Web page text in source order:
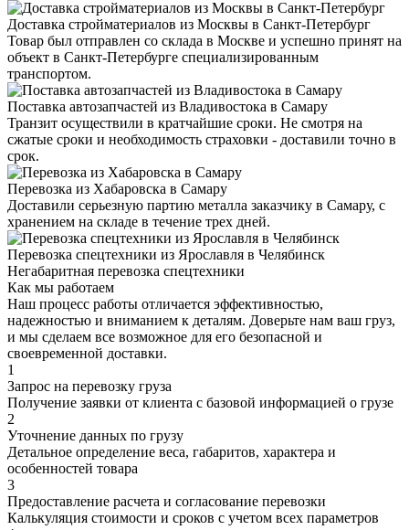
Доставка стройматериалов из Москвы в Санкт-Петербург
Товар был отправлен со склада в Москве и успешно принят на
объект в Санкт-Петербурге специализированным
транспортом.
Поставка автозапчастей из Владивостока в Самару
Транзит осуществили в кратчайшие сроки. Не смотря на
сжатые сроки и необходимость страховки - доставили точно в
срок.
Перевозка из Хабаровска в Самару
Доставили серьезную партию металла заказчику в Самару, с
хранением на складе в течение трех дней.
Перевозка спецтехники из Ярославля в Челябинск
Негабаритная перевозка спецтехники
Как мы работаем
Наш процесс работы отличается эффективностью,
надежностью и вниманием к деталям. Доверьте нам ваш груз,
и мы сделаем все возможное для его безопасной и
своевременной доставки.
1
Запрос на перевозку груза
Получение заявки от клиента с базовой информацией о грузе
2
Уточнение данных по грузу
Детальное определение веса, габаритов, характера и
особенностей товара
3
Предоставление расчета и согласование перевозки
Калькуляция стоимости и сроков с учетом всех параметров